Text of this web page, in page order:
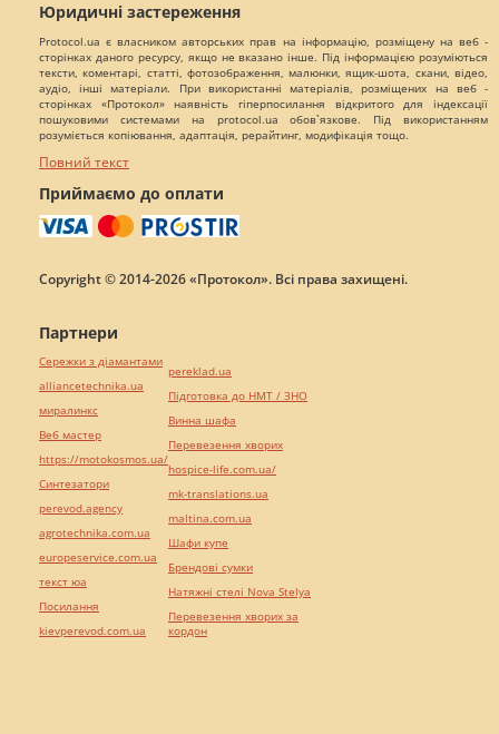
Юридичні застереження
Protocol.ua є власником авторських прав на інформацію, розміщену на веб -
сторінках даного ресурсу, якщо не вказано інше. Під інформацією розуміються
тексти, коментарі, статті, фотозображення, малюнки, ящик-шота, скани, відео,
аудіо, інші матеріали. При використанні матеріалів, розміщених на веб -
сторінках «Протокол» наявність гіперпосилання відкритого для індексації
пошуковими системами на protocol.ua обов`язкове. Під використанням
розуміється копіювання, адаптація, рерайтинг, модифікація тощо.
Повний текст
Приймаємо до оплати
Copyright © 2014-2026 «Протокол». Всі права захищені.
Партнери
Сережки з діамантами
alliancetechnika.ua
миралинкс
Веб мастер
https://motokosmos.ua/
Синтезатори
perevod.agency
agrotechnika.com.ua
europeservice.com.ua
текст юа
Посилання
kievperevod.com.ua
pereklad.ua
Підготовка до НМТ / ЗНО
Винна шафа
Перевезення хворих
hospice-life.com.ua/
mk-translations.ua
maltina.com.ua
Шафи купе
Брендові сумки
Натяжні стелі Nova Stelya
Перевезення хворих за
кордон